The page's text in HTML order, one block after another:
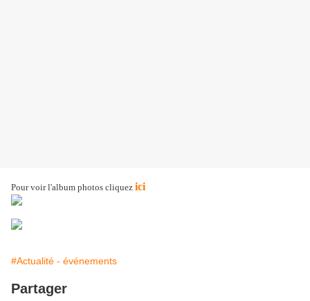
Pour voir l'album photos cliquez ici
#Actualité - événements
Partager